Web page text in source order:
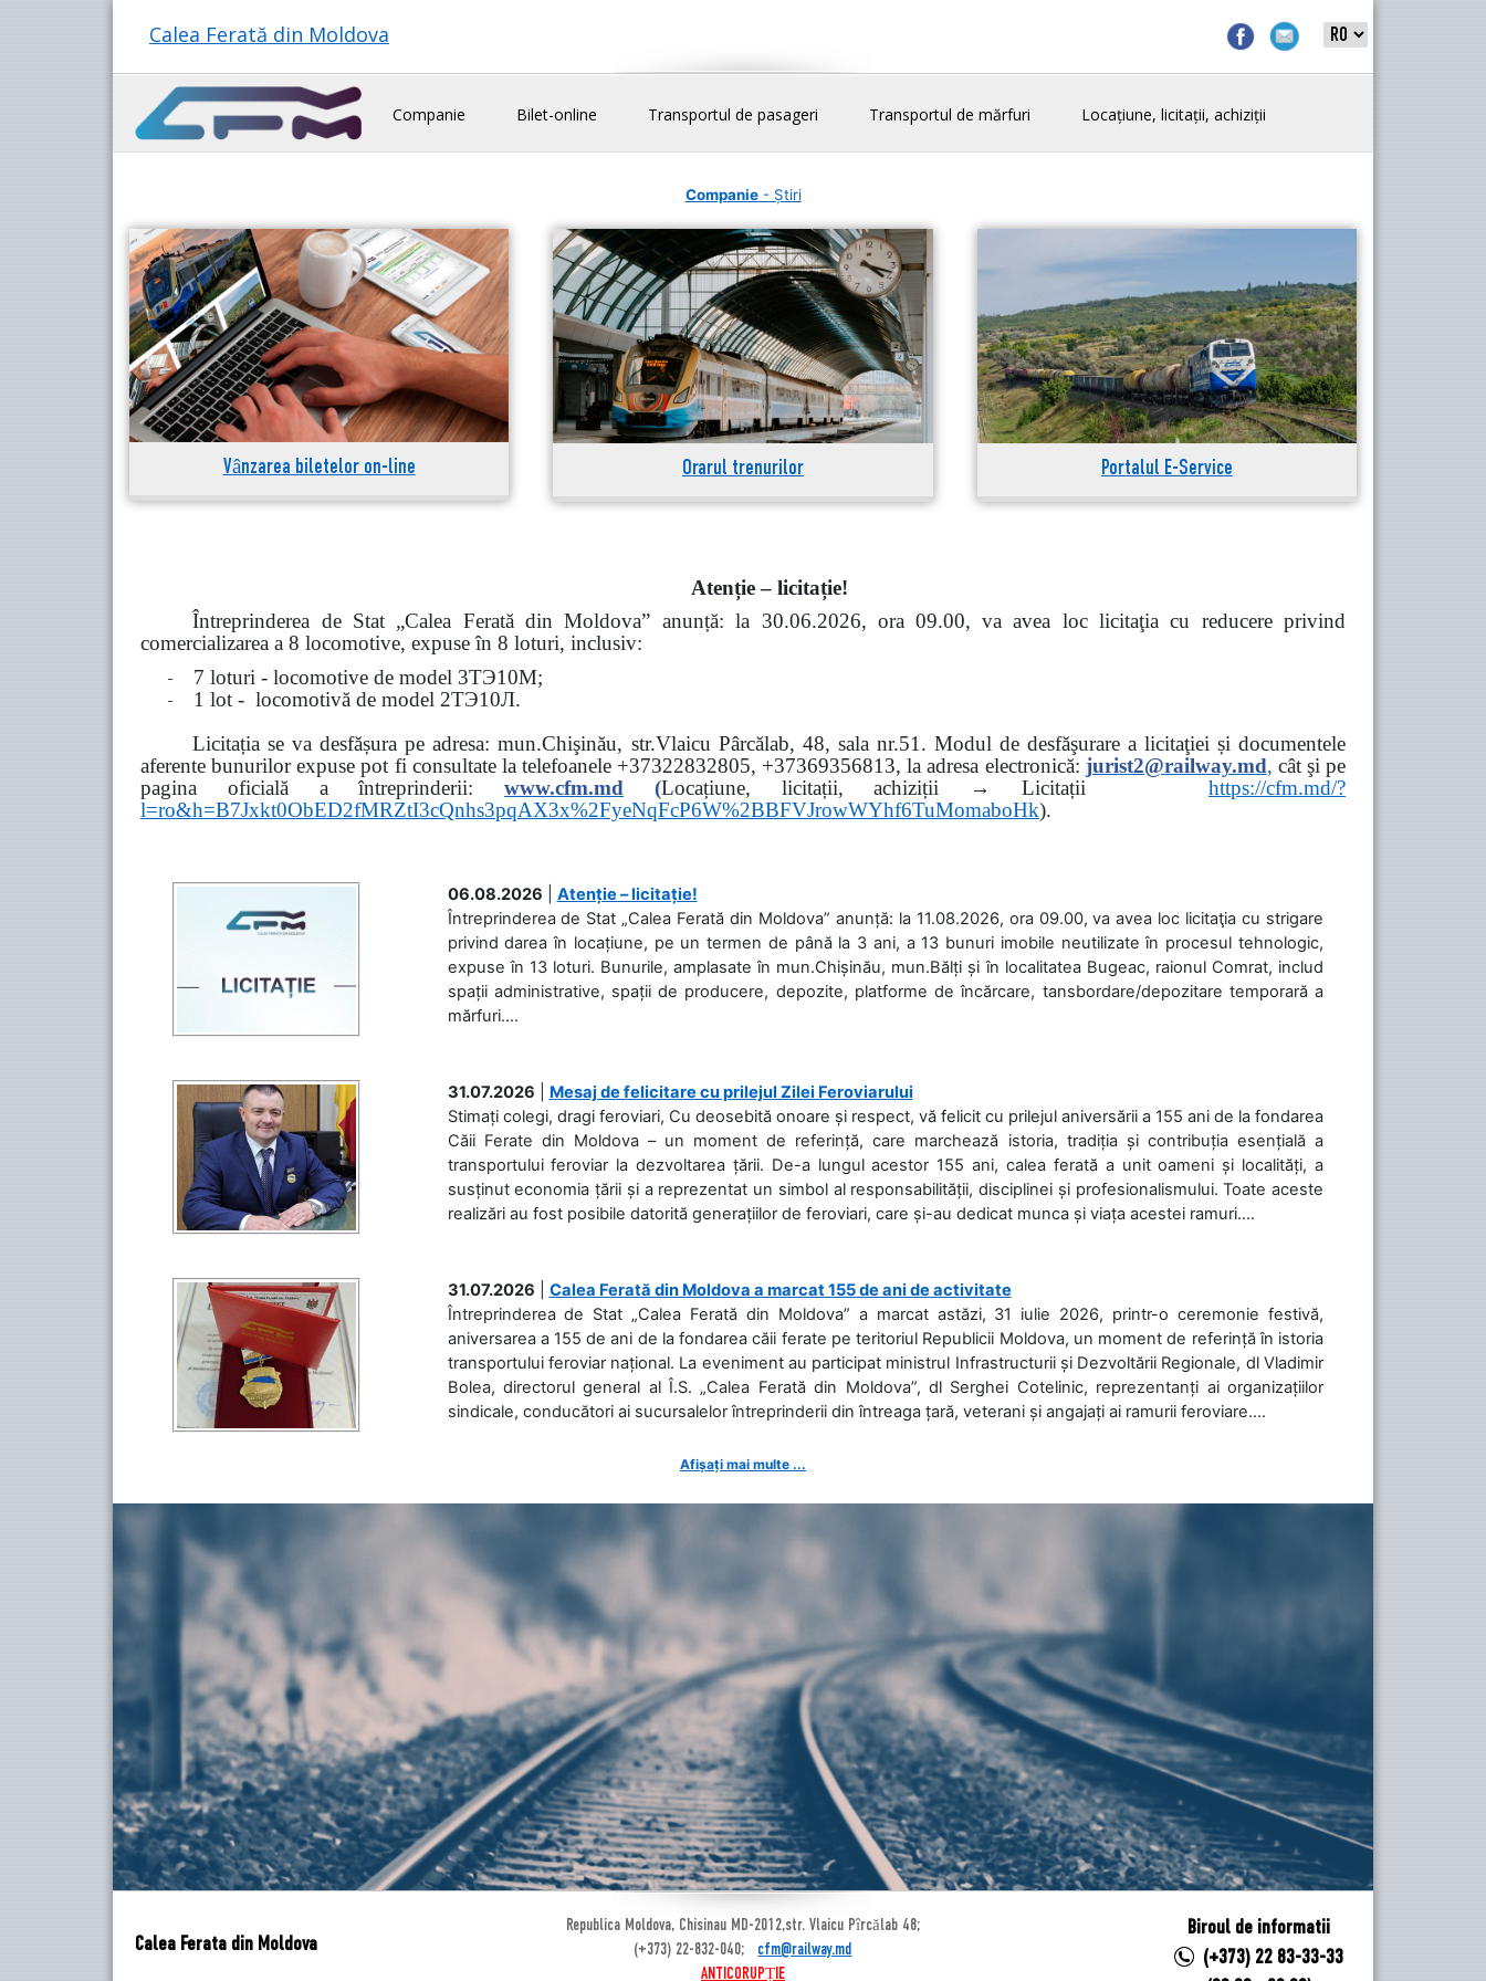
Calea Ferată din Moldova
Companie Bilet-online Transportul de pasageri Transportul de mărfuri Locațiune, licitații, achiziții
Companie- Știri
Vânzarea biletelor on-line Orarul trenurilor Portalul E-Service
Atenție – licitație!
Întreprinderea de Stat „Calea Ferată din Moldova” anunță: la 30.06.2026, ora 09.00, va avea loc licitaţia cu reducere privind
comercializarea a 8 locomotive, expuse în 8 loturi, inclusiv:
- 7 loturi - locomotive de model 3ТЭ10М;
- 1 lot - locomotivă de model 2ТЭ10Л.
Licitația se va desfășura pe adresa: mun.Chişinău, str.Vlaicu Pârcălab, 48, sala nr.51. Modul de desfăşurare a licitaţiei și documentele
aferente bunurilor expuse pot fi consultate la telefoanele +37322832805, +37369356813, la adresa electronică: jurist2@railway.md, cât şi pe
pagina oficială a întreprinderii:
www.cfm.md (Locațiune, licitații, achiziții → Licitațiihttps://cfm.md/?
l=ro&h=B7Jxkt0ObED2fMRZtI3cQnhs3pqAX3x%2FyeNqFcP6W%2BBFVJrowWYhf6TuMomaboHk).
06.08.2026
Atenție – licitație!
Întreprinderea de Stat „Calea Ferată din Moldova” anunță: la 11.08.2026, ora 09.00, va avea loc licitaţia cu strigare
privind darea în locațiune, pe un termen de până la 3 ani, a 13 bunuri imobile neutilizate în procesul tehnologic,
expuse în 13 loturi. Bunurile, amplasate în mun.Chișinău, mun.Bălți și în localitatea Bugeac, raionul Comrat, includ
spații administrative, spații de producere, depozite, platforme de încărcare, tansbordare/depozitare temporară a
mărfuri....
31.07.2026
Mesaj de felicitare cu prilejul Zilei Feroviarului
Stimați colegi, dragi feroviari, Cu deosebită onoare și respect, vă felicit cu prilejul aniversării a 155 ani de la fondarea
Căii Ferate din Moldova – un moment de referință, care marchează istoria, tradiția și contribuția esențială a
transportului feroviar la dezvoltarea țării. De-a lungul acestor 155 ani, calea ferată a unit oameni și localități, a
susținut economia țării și a reprezentat un simbol al responsabilității, disciplinei și profesionalismului. Toate aceste
realizări au fost posibile datorită generațiilor de feroviari, care și-au dedicat munca și viața acestei ramuri....
31.07.2026
Calea Ferată din Moldova a marcat 155 de ani de activitate
Întreprinderea de Stat „Calea Ferată din Moldova” a marcat astăzi, 31 iulie 2026, printr-o ceremonie festivă,
aniversarea a 155 de ani de la fondarea căii ferate pe teritoriul Republicii Moldova, un moment de referință în istoria
transportului feroviar național. La eveniment au participat ministrul Infrastructurii și Dezvoltării Regionale, dl Vladimir
Bolea, directorul general al Î.S. „Calea Ferată din Moldova”, dl Serghei Cotelinic, reprezentanți ai organizațiilor
sindicale, conducători ai sucursalelor întreprinderii din întreaga țară, veterani și angajați ai ramurii feroviare....
Afișați mai multe ...
Calea Ferata din Moldova
Republica Moldova, Chisinau MD-2012,str. Vlaicu Pîrcălab 48;
(+373) 22-832-040; cfm@railway.md
ANTICORUPȚIE
Biroul de informatii
(+373) 22 83-33-33